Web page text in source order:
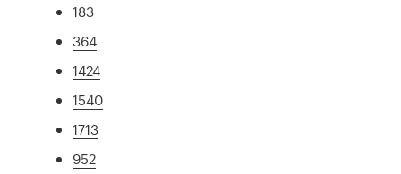
183
364
1424
1540
1713
952